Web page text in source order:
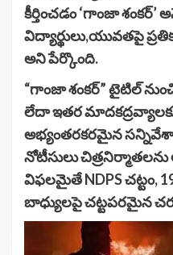
కీర్తించడం ‘గాంజా శంకర్’
విద్యార్థులు,యువతపై
అని పేర్కొంది.
“గాంజా శంకర్” టైటిల్
లేదా ఇతర
అభ్యంతరకరమైన
నోటీసులు
విఫలమైతే NDPS చట్టం,
బాధ్యులపై చట్టపరమైన